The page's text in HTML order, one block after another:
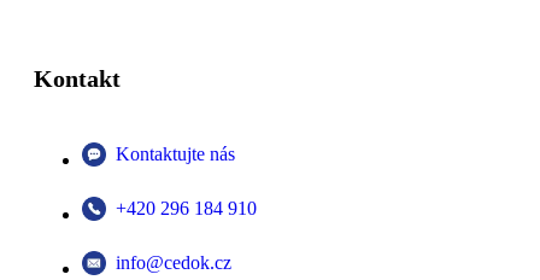
Kontakt
Kontaktujte nás
+420 296 184 910
info@cedok.cz